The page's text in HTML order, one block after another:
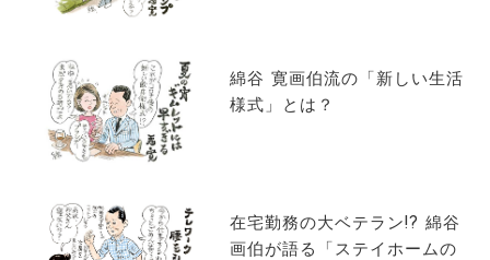
綿谷 寛画伯流の「新しい生活
様式」とは？
在宅勤務の大ベテラン!? 綿谷
画伯が語る「ステイホームの